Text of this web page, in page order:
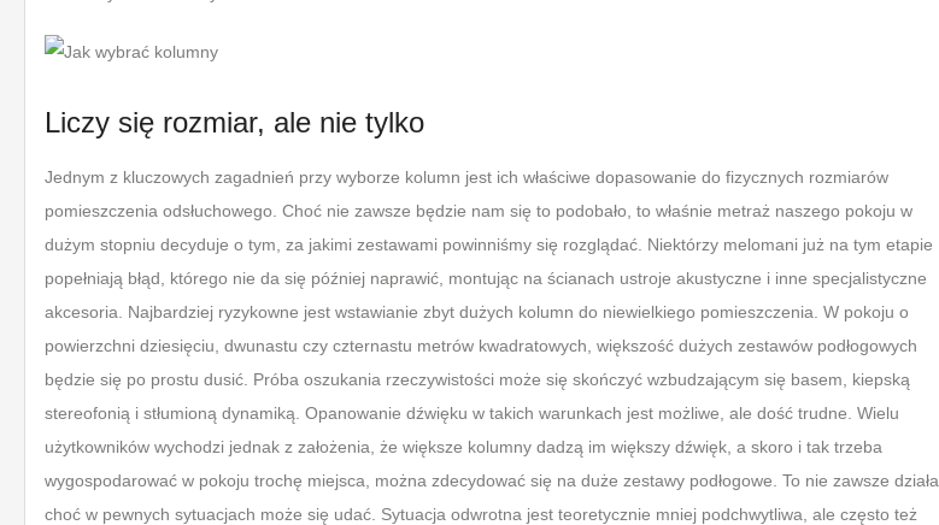
Liczy się rozmiar, ale nie tylko
Jednym z kluczowych zagadnień przy wyborze kolumn jest ich właściwe dopasowanie do fizycznych rozmiarów
pomieszczenia odsłuchowego. Choć nie zawsze będzie nam się to podobało, to właśnie metraż naszego pokoju w
dużym stopniu decyduje o tym, za jakimi zestawami powinniśmy się rozglądać. Niektórzy melomani już na tym etapie
popełniają błąd, którego nie da się później naprawić, montując na ścianach ustroje akustyczne i inne specjalistyczne
akcesoria. Najbardziej ryzykowne jest wstawianie zbyt dużych kolumn do niewielkiego pomieszczenia. W pokoju o
powierzchni dziesięciu, dwunastu czy czternastu metrów kwadratowych, większość dużych zestawów podłogowych
będzie się po prostu dusić. Próba oszukania rzeczywistości może się skończyć wzbudzającym się basem, kiepską
stereofonią i stłumioną dynamiką. Opanowanie dźwięku w takich warunkach jest możliwe, ale dość trudne. Wielu
użytkowników wychodzi jednak z założenia, że większe kolumny dadzą im większy dźwięk, a skoro i tak trzeba
wygospodarować w pokoju trochę miejsca, można zdecydować się na duże zestawy podłogowe. To nie zawsze działa,
choć w pewnych sytuacjach może się udać. Sytuacja odwrotna jest teoretycznie mniej podchwytliwa, ale często też